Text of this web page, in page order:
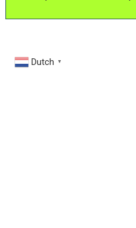
Dutch ▼